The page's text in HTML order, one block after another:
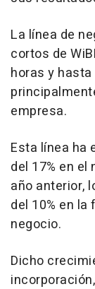
La línea de
cortos de
horas y
empresa.
Esta línea ha
del 17% en
año anterior,
del 10% en
negocio.
Dicho